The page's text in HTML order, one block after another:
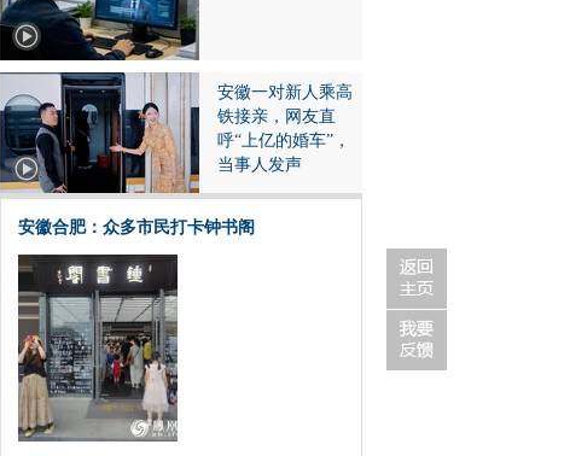
安徽一对新人乘高
铁接亲，网友直
呼“上亿的婚车”，
当事人发声
安徽合肥：众多市民打卡钟书阁